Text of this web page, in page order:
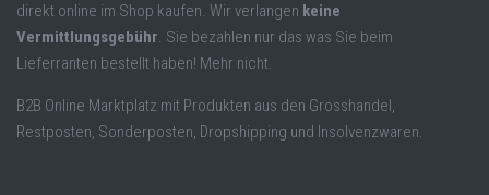
direkt online im Shop kaufen. Wir verlangen keine
Vermittlungsgebühr. Sie bezahlen nur das was Sie beim
Lieferranten bestellt haben! Mehr nicht.
B2B Online Marktplatz mit Produkten aus den Grosshandel,
Restposten, Sonderposten, Dropshipping und Insolvenzwaren.